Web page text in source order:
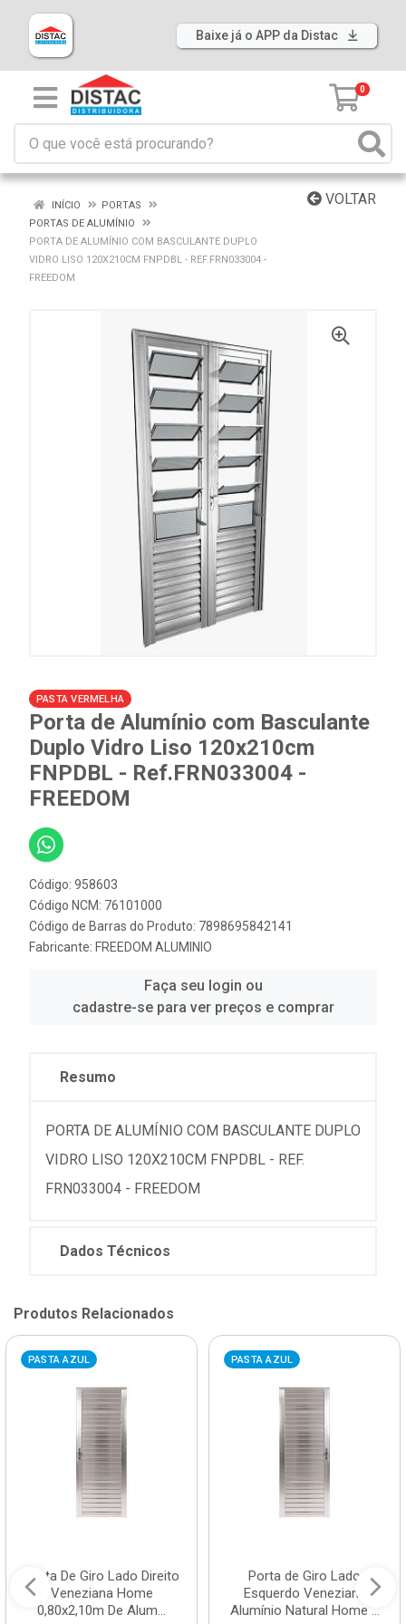
Baixe já o APP da Distac
0
VOLTAR
INÍCIO
PORTAS
PORTAS DE ALUMÍNIO
PORTA DE ALUMÍNIO COM BASCULANTE DUPLO
VIDRO LISO 120X210CM FNPDBL - REF.FRN033004 -
FREEDOM
PASTA VERMELHA
Porta de Alumínio com Basculante
Duplo Vidro Liso 120x210cm
FNPDBL - Ref.FRN033004 -
FREEDOM
Código: 958603
Código NCM: 76101000
Código de Barras do Produto: 7898695842141
Fabricante: FREEDOM ALUMINIO
Faça seu login ou
cadastre-se para ver preços e comprar
Resumo
PORTA DE ALUMÍNIO COM BASCULANTE DUPLO
VIDRO LISO 120X210CM FNPDBL - REF.
FRN033004 - FREEDOM
Dados Técnicos
Produtos Relacionados
PASTA AZUL
Porta De Giro Lado Direito
Veneziana Home
0,80x2,10m De Alum...
PASTA AZUL
Porta de Giro Lado
Esquerdo Veneziana
Alumínio Natural Home ...